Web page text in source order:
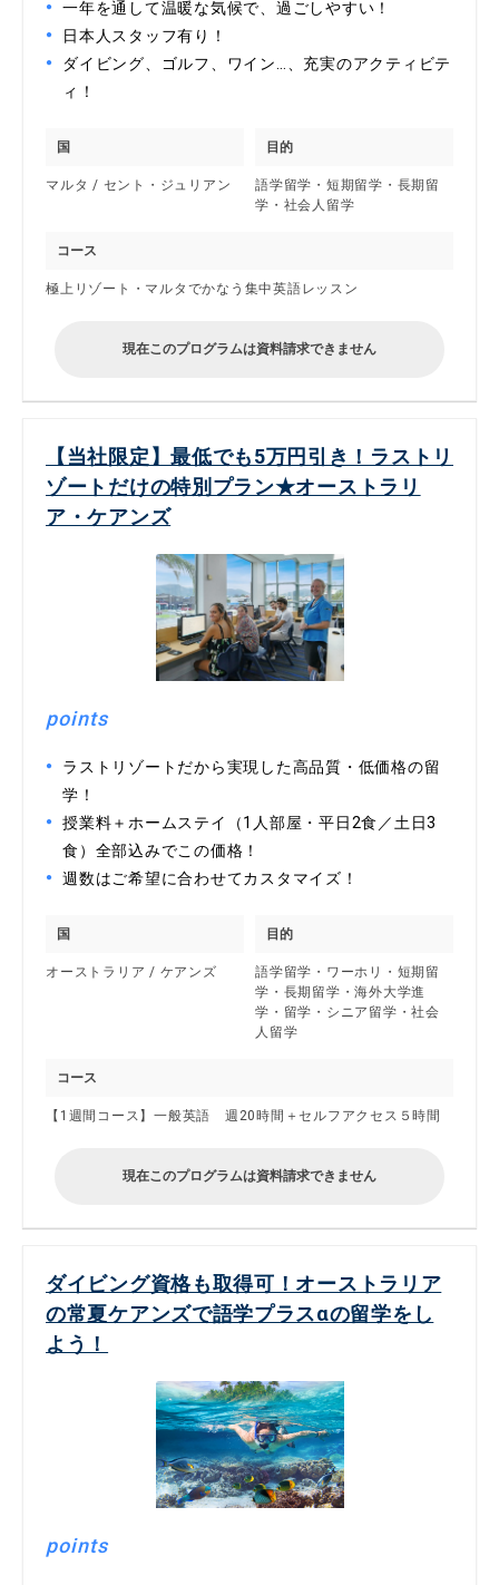
一年を通して温暖な気候で、過ごしやすい！
日本人スタッフ有り！
ダイビング、ゴルフ、ワイン…、充実のアクティビテ
ィ！
国
マルタ / セント・ジュリアン
目的
語学留学・短期留学・長期留
学・社会人留学
コース
極上リゾート・マルタでかなう集中英語レッスン
現在このプログラムは資料請求できません
【当社限定】最低でも5万円引き！ラストリ
ゾートだけの特別プラン★オーストラリ
ア・ケアンズ
points
ラストリゾートだから実現した高品質・低価格の留
学！
授業料＋ホームステイ（1人部屋・平日2食／土日3
食）全部込みでこの価格！
週数はご希望に合わせてカスタマイズ！
国
オーストラリア / ケアンズ
目的
語学留学・ワーホリ・短期留
学・長期留学・海外大学進
学・留学・シニア留学・社会
人留学
コース
【1週間コース】一般英語 週20時間＋セルフアクセス５時間
現在このプログラムは資料請求できません
ダイビング資格も取得可！オーストラリア
の常夏ケアンズで語学プラスαの留学をし
よう！
points